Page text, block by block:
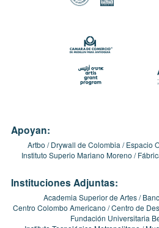
Apoyan:
Artbo Drywall de Colombia Espacio
Instituto Superio Mariano Moreno
Instituciones Adjuntas:
Academia Superior de Artes
Centro Colombo Americano Centro de
Fundación Universitaria